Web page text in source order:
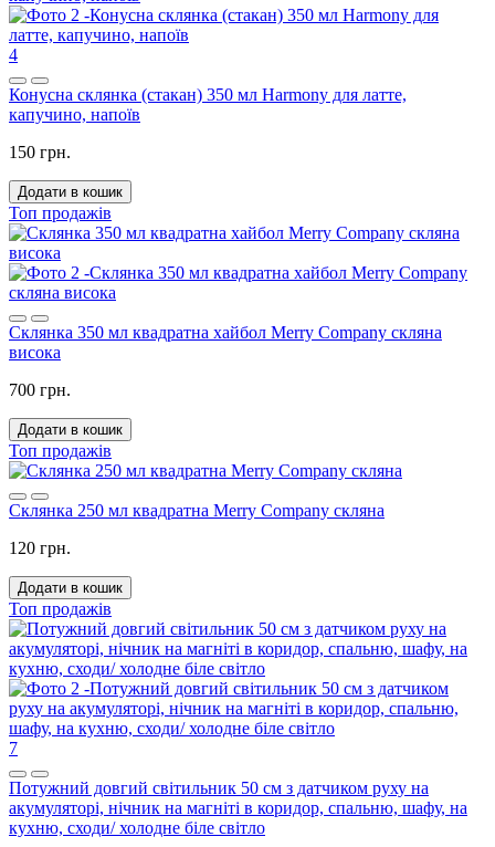
4
Конусна склянка (стакан) 350 мл Harmony для латте,
капучино, напоїв
150 грн.
Додати в кошик
Топ продажів
Склянка 350 мл квадратна хайбол Merry Company скляна
висока
700 грн.
Додати в кошик
Топ продажів
Склянка 250 мл квадратна Merry Company скляна
120 грн.
Додати в кошик
Топ продажів
7
Потужний довгий світильник 50 см з датчиком руху на
акумуляторі, нічник на магніті в коридор, спальню, шафу, на
кухню, сходи/ холодне біле світло